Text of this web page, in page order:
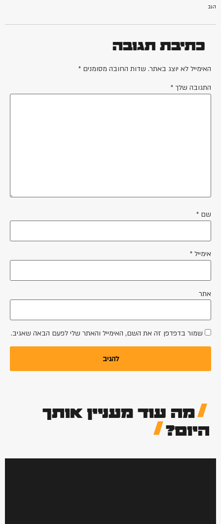
הגב
כתיבת תגובה
האימייל לא יוצג באתר. שדות החובה מסומנים *
התגובה שלך *
שם *
אימייל *
אתר
שמור בדפדפן זה את השם, האימייל והאתר שלי לפעם הבאה שאגיב.
מה עוד מעניין אותך
היום?